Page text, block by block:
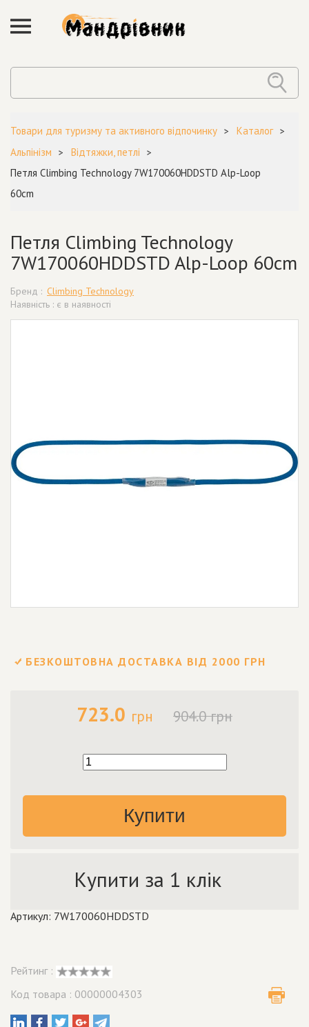
Товари для туризму та активного відпочинку
Каталог
Альпінізм
Відтяжки, петлі
Петля Climbing Technology 7W170060HDDSTD Alp-Loop
60cm
Петля Climbing Technology
7W170060HDDSTD Alp-Loop 60cm
Бренд : Climbing Technology
Наявність : є в наявності
БЕЗКОШТОВНА ДОСТАВКА ВІД 2000 ГРН
723.0 грн 904.0 грн
Купити
Купити за 1 клік
Артикул: 7W170060HDDSTD
Рейтинг :
Код товара : 00000004303